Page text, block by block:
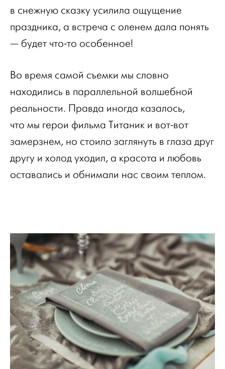
в снежную сказку усилила ощущение
праздника, а встреча с оленем дала понять
— будет что-то особенное!
Во время самой съемки мы словно
находились в параллельной волшебной
реальности. Правда иногда казалось,
что мы герои фильма Титаник и вот-вот
замерзнем, но стоило заглянуть в глаза друг
другу и холод уходил, а красота и любовь
оставались и обнимали нас своим теплом.